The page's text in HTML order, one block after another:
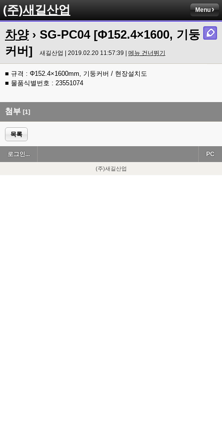
(주)새길산업 Menu
차양› SG-PC04 [Φ152.4×1600, 기둥
커버]
새길산업 | 2019.02.20 11:57:39 | 메뉴 건너뛰기
■ 규격 : Φ152.4×1600mm, 기둥커버 / 현장설치도
■ 물품식별번호 : 23551074
첨부 [1]
목록
로그인... PC
(주)새길산업